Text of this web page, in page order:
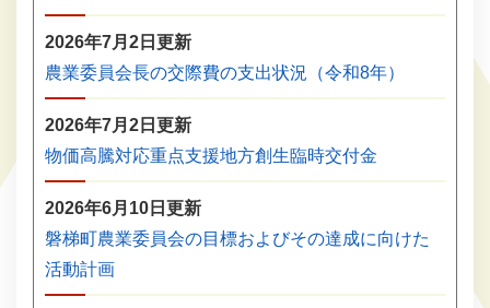
2026年7月2日更新
農業委員会長の交際費の支出状況（令和8年）
2026年7月2日更新
物価高騰対応重点支援地方創生臨時交付金
2026年6月10日更新
磐梯町農業委員会の目標およびその達成に向けた
活動計画